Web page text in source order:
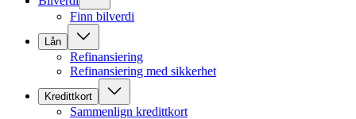
Finn bilverdi
Lån
Refinansiering
Refinansiering med sikkerhet
Kredittkort
Sammenlign kredittkort